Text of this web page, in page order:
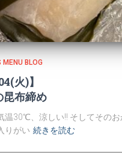
MENU BLOG
火)】
昆布締め
温30℃、涼しい!! そしてその
りがい 続きを読む